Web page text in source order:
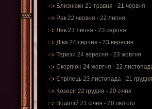
Близнюки 21 травня - 21 червня
Рак 22 червня - 22 липня
Лев 23 липня - 23 серпня
Діва 24 серпня - 23 вересня
Терези 24 вересня - 23 жовтня
Скорпіон 24 жовтня - 22
Стрілець 23 листопада - 21 грудня
Козеріг 22 грудня - 20 січня
Водолій 21 січня - 20 лютого